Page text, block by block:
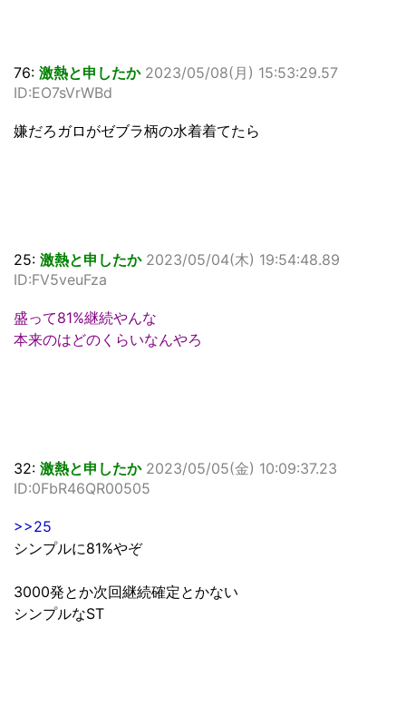
76: 激熱と申したか 2023/05/08(月) 15:53:29.57
ID:EO7sVrWBd
嫌だろガロがゼブラ柄の水着着てたら
25: 激熱と申したか 2023/05/04(木) 19:54:48.89
ID:FV5veuFza
盛って81%継続やんな
本来のはどのくらいなんやろ
32: 激熱と申したか 2023/05/05(金) 10:09:37.23
ID:0FbR46QR00505
>>25
シンプルに81%やぞ
3000発とか次回継続確定とかない
シンプルなST